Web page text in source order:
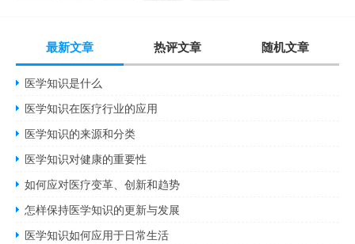
最新文章 热评文章 随机文章
医学知识是什么
医学知识在医疗行业的应用
医学知识的来源和分类
医学知识对健康的重要性
如何应对医疗变革、创新和趋势
怎样保持医学知识的更新与发展
医学知识如何应用于日常生活